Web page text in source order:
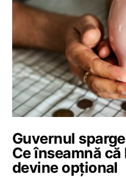
Guvernul
Ce înseamnă
devine opțional